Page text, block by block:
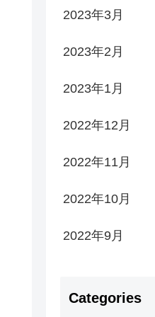
2023年3月
2023年2月
2023年1月
2022年12月
2022年11月
2022年10月
2022年9月
Categories